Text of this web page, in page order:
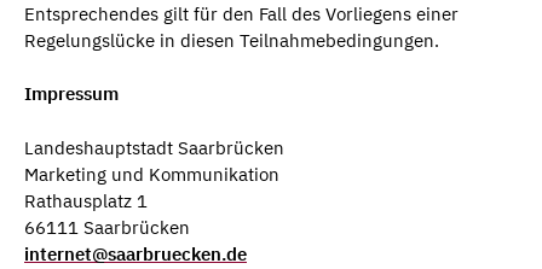
Entsprechendes gilt für den Fall des Vorliegens einer
Regelungslücke in diesen Teilnahmebedingungen.
Impressum
Landeshauptstadt Saarbrücken
Marketing und Kommunikation
Rathausplatz 1
66111 Saarbrücken
internet@saarbruecken.de